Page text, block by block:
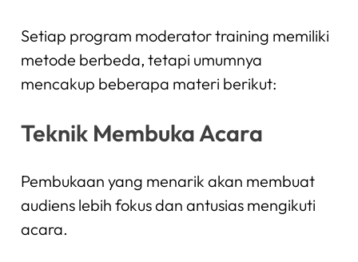
Setiap program moderator training memiliki
metode berbeda, tetapi umumnya
mencakup beberapa materi berikut:
Teknik Membuka Acara
Pembukaan yang menarik akan membuat
audiens lebih fokus dan antusias mengikuti
acara.